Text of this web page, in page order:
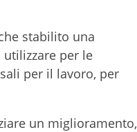
stabilito una
per le
per il lavoro, per
un miglioramento,